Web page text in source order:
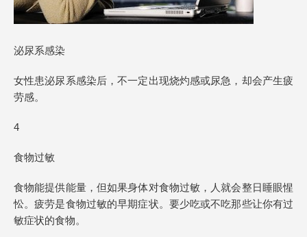
泌尿系感染
女性患泌尿系感染后，不一定出现烧灼感或尿急，却会产生疲
劳感。
4
食物过敏
食物能提供能量，但如果身体对食物过敏，人就会整日睡眼惺
忪。疲劳是食物过敏的早期症状。要少吃或不吃那些让你有过
敏症状的食物。